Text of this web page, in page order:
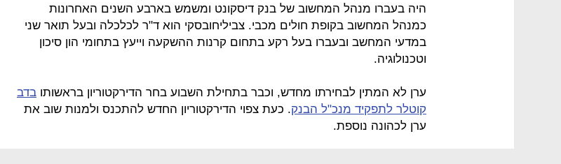
היה בעברו מנהל המחשוב של בנק דיסקונט ומשמש בארבע השנים האחרונות
כמנהל המחשוב בקופת חולים מכבי. צביליחובסקי הוא ד"ר לכלכלה ובעל תואר שני
במדעי המחשב ובעברו בעל רקע בתחום קרנות ההשקעה וייעץ בתחומי הון סיכון
וטכנולוגיה.
ערן לא המתין לבחירתו מחדש, וכבר בתחילת השבוע בחר הדירקטוריון בראשותו בדב
קוטלר לתפקיד מנכ"ל הבנק. כעת צפוי הדירקטוריון החדש להתכנס ולמנות שוב את
ערן לכהונה נוספת.